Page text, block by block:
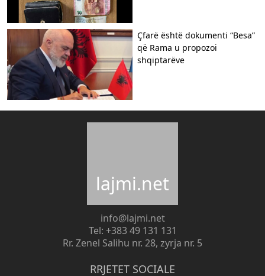
Çfarë është dokumenti “Besa”
që Rama u propozoi
shqiptarëve
lajmi.net
info@lajmi.net
Tel: +383 49 131 131
Rr. Zenel Salihu nr. 28, zyrja nr. 5
RRJETET SOCIALE